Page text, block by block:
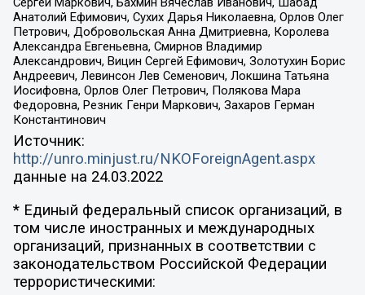
Анатолий Ефимович, Сухих Дарья Николаевна, Орлов Олег
Петрович, Добровольская Анна Дмитриевна, Королева
Александра Евгеньевна, Смирнов Владимир
Александрович, Вицин Сергей Ефимович, Золотухин Борис
Андреевич, Левинсон Лев Семенович, Локшина Татьяна
Иосифовна, Орлов Олег Петрович, Полякова Мара
Федоровна, Резник Генри Маркович, Захаров Герман
Константинович
Источник:
http://unro.minjust.ru/NKOForeignAgent.aspx
данные на 24.03.2022
* Единый федеральный список организаций, в
том числе иностранных и международных
организаций, признанных в соответствии с
законодательством Российской Федерации
террористическими: